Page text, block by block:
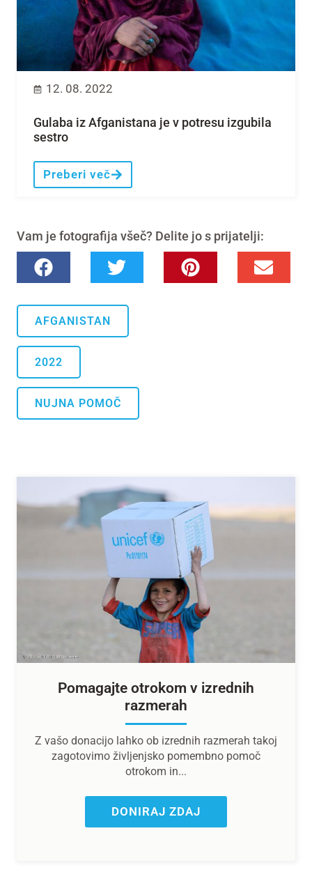
12. 08. 2022
Gulaba iz Afganistana je v potresu izgubila
sestro
Preberi več
Vam je fotografija všeč? Delite jo s prijatelji:
AFGANISTAN
2022
NUJNA POMOČ
Pomagajte otrokom v izrednih
razmerah
Z vašo donacijo lahko ob izrednih razmerah takoj
zagotovimo življenjsko pomembno pomoč
otrokom in...
DONIRAJ ZDAJ